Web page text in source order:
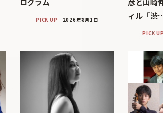
PICK UP 2026年8月1日
ィル「渋
PICK UP